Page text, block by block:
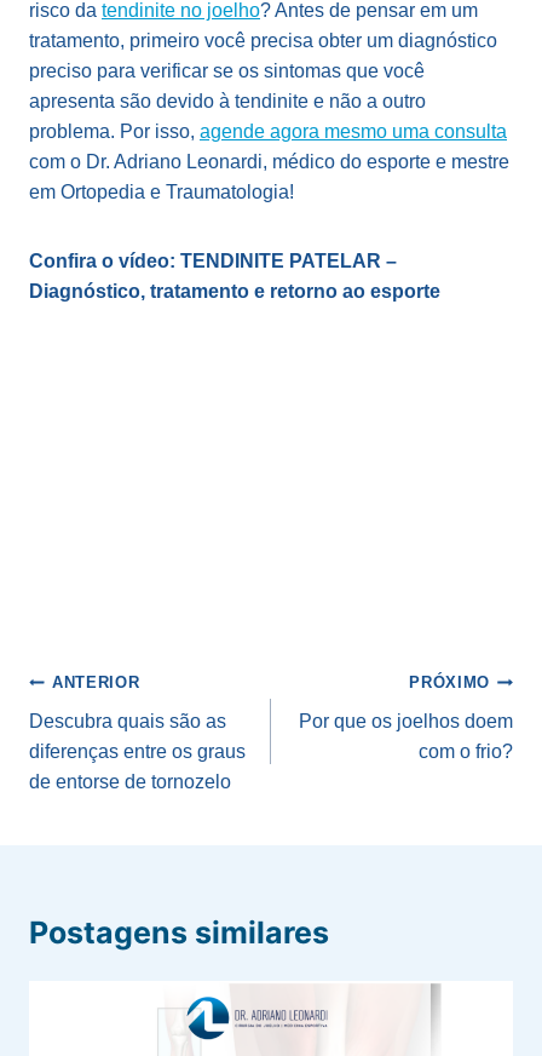
risco da tendinite no joelho? Antes de pensar em um
tratamento, primeiro você precisa obter um diagnóstico
preciso para verificar se os sintomas que você
apresenta são devido à tendinite e não a outro
problema. Por isso, agende agora mesmo uma consulta
com o Dr. Adriano Leonardi, médico do esporte e mestre
em Ortopedia e Traumatologia!
Confira o vídeo: TENDINITE PATELAR –
Diagnóstico, tratamento e retorno ao esporte
Navegação
de
Post
ANTERIOR
Descubra quais são as
diferenças entre os graus
de entorse de tornozelo
PRÓXIMO
Por que os joelhos doem
com o frio?
Postagens similares